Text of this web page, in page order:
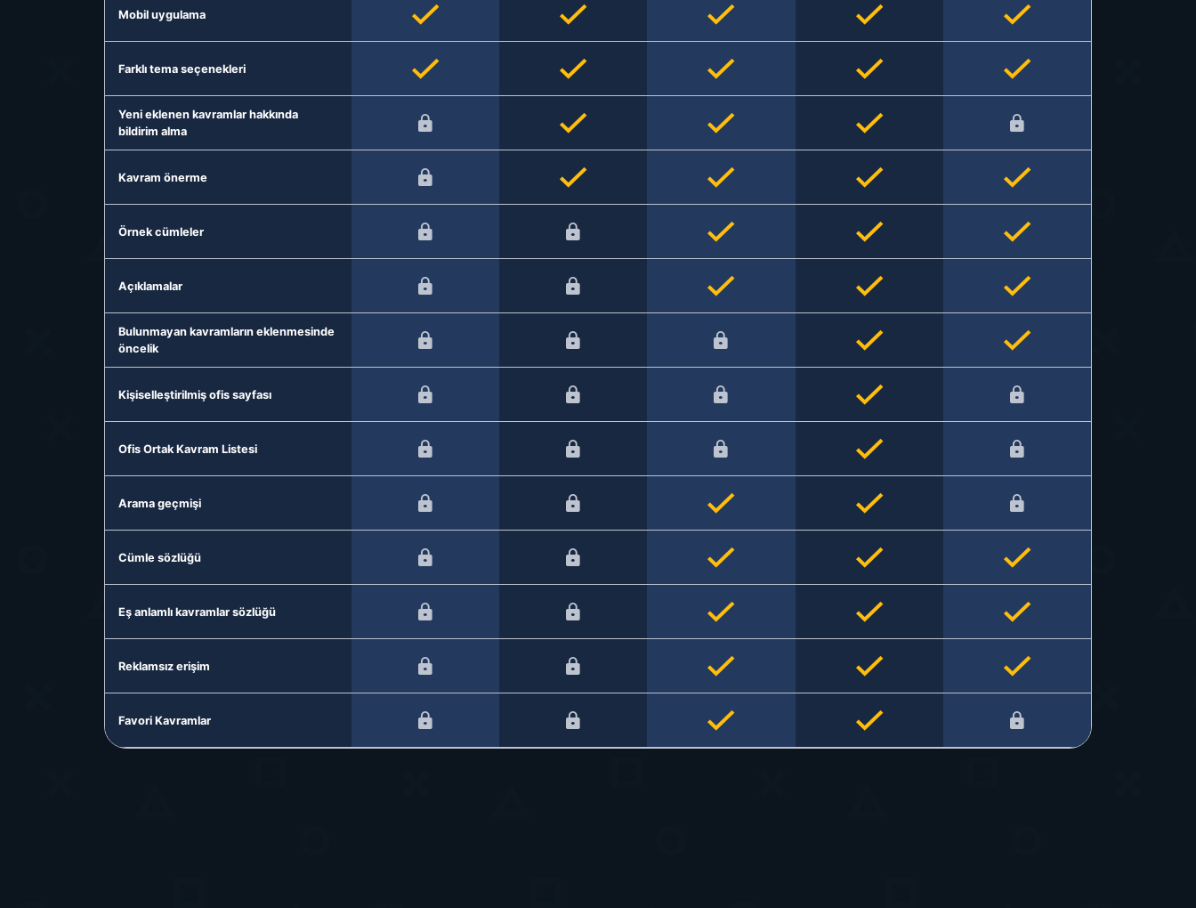
Mobil uygulama
Farklı tema seçenekleri
Yeni eklenen kavramlar hakkında
bildirim alma
Kavram önerme
Örnek cümleler
Açıklamalar
Bulunmayan kavramların eklenmesinde
öncelik
Kişiselleştirilmiş ofis sayfası
Ofis Ortak Kavram Listesi
Arama geçmişi
Cümle sözlüğü
Eş anlamlı kavramlar sözlüğü
Reklamsız erişim
Favori Kavramlar